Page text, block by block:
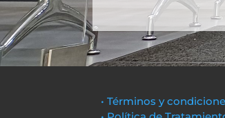
• Términos y